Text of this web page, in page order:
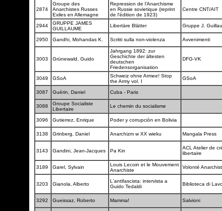
2874
Groupe des
Anarchistes Russes
Exiles en Allemagne
Repression de l'Anarchisme
en Russie sovietique (reprint
de l'édition de 1923)
Centre CNT/AIT
2944
GRUPPE JAMES
GUILLAUME
Libertäre Blätter Gruppe J.
2950 Gandhi, Mohandas K. Scritti sulla non-violenza Avvenimenti
3003 Grünewald, Guido
Jahrgang 1892: zur
Geschichte der ältesten
deutschen
Friedensorganisation
DFG-VK
3049 GSoA
Schweiz ohne Armee! Stop
the Army vol. I
GSoA
3087 Guérin, Daniel Cuba - Paris
3088
Groupe Socialiste
Libertaire
Le chemin du socialisme
3096 Gutierrez, Enrique Poder y corrupción en Bolivia
3138 Grinberg, Daniel Anarchizm w XX wieku Mangala Press
3143 Gandini, Jean-Jacques Pa Kin
ACL Atelier de
libertaire
3189 Garel, Sylvain
Louis Lecoin et le Mouvement
Anarchiste
Volonté
3203 Gianola, Alberto
L'antifascista: intervista a
Guido Tedaldi
Biblioteca di
3292 Gueissaz, Roberto Mamma! Salvioni